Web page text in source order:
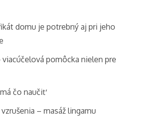
domu je potrebný aj pri jeho
pomôcka nielen pre
čo naučiť
– masáž lingamu